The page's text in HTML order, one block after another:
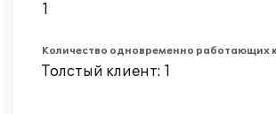
1
Количество одновременно работающих
Толстый клиент: 1